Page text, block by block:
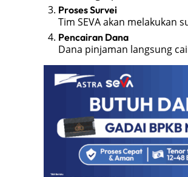
Proses Survei
Tim SEVA akan melakukan
Pencairan Dana
Dana pinjaman langsung